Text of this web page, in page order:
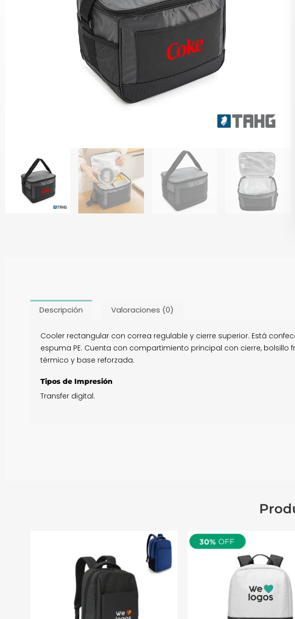
Descripción Valoraciones (0)
Cooler rectangular con correa regulable y cierre superior. Está
espuma PE. Cuenta con compartimiento principal con cierre, bolsillo
térmico y base reforzada.
Tipos de Impresión
Transfer digital.